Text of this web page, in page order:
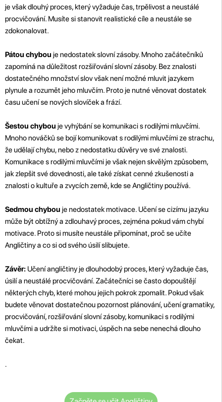
je však dlouhý proces, který vyžaduje čas, trpělivost a neustálé
procvičování. Musíte si stanovit realistické cíle a neustále se
zdokonalovat.
Pátou chybou je nedostatek slovní zásoby. Mnoho začátečníků
zapomíná na důležitost rozšiřování slovní zásoby. Bez znalosti
dostatečného množství slov však není možné mluvit jazykem
plynule a rozumět jeho mluvčím. Proto je nutné věnovat dostatek
času učení se nových slovíček a frází.
Šestou chybou je vyhýbání se komunikaci s rodilými mluvčími.
Mnoho nováčků se bojí komunikovat s rodilými mluvčími ze strachu,
že udělají chybu, nebo z nedostatku důvěry ve své znalosti.
Komunikace s rodilými mluvčími je však nejen skvělým způsobem,
jak zlepšit své dovednosti, ale také získat cenné zkušenosti a
znalosti o kultuře a zvycích země, kde se Angličtiny používá.
Sedmou chybou je nedostatek motivace. Učení se cizímu jazyku
může být obtížný a zdlouhavý proces, zejména pokud vám chybí
motivace. Proto si musíte neustále připomínat, proč se učíte
Angličtiny a co si od svého úsilí slibujete.
Závěr: Učení angličtiny je dlouhodobý proces, který vyžaduje čas,
úsilí a neustálé procvičování. Začátečníci se často dopouštějí
některých chyb, které mohou jejich pokrok zpomalit. Pokud však
budete věnovat dostatečnou pozornost plánování, učení gramatiky,
procvičování, rozšiřování slovní zásoby, komunikaci s rodilými
mluvčími a udržíte si motivaci, úspěch na sebe nenechá dlouho
čekat.
.